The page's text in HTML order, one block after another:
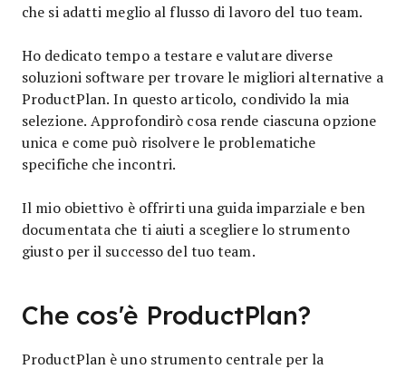
che si adatti meglio al flusso di lavoro del tuo team.
Ho dedicato tempo a testare e valutare diverse
soluzioni software per trovare le migliori alternative a
ProductPlan. In questo articolo, condivido la mia
selezione. Approfondirò cosa rende ciascuna opzione
unica e come può risolvere le problematiche
specifiche che incontri.
Il mio obiettivo è offrirti una guida imparziale e ben
documentata che ti aiuti a scegliere lo strumento
giusto per il successo del tuo team.
Che cos'è ProductPlan?
ProductPlan è uno strumento centrale per la